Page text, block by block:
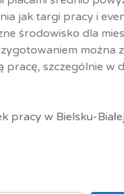
jak targi pracy i
środowisko dla
można
pracę, szczególnie w
pracy w Bielsku-